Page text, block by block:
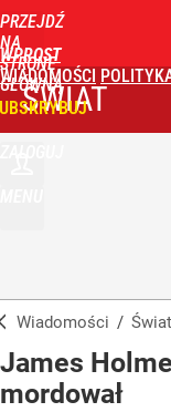
PRZEJDŹ
NA
STRONĘ
GŁÓWNĄ
WPROST
WIADOMOŚCI
ŚWIAT
Wiadomości / Świat
James
mordował